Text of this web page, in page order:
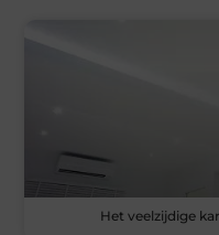
Het veelzijdige